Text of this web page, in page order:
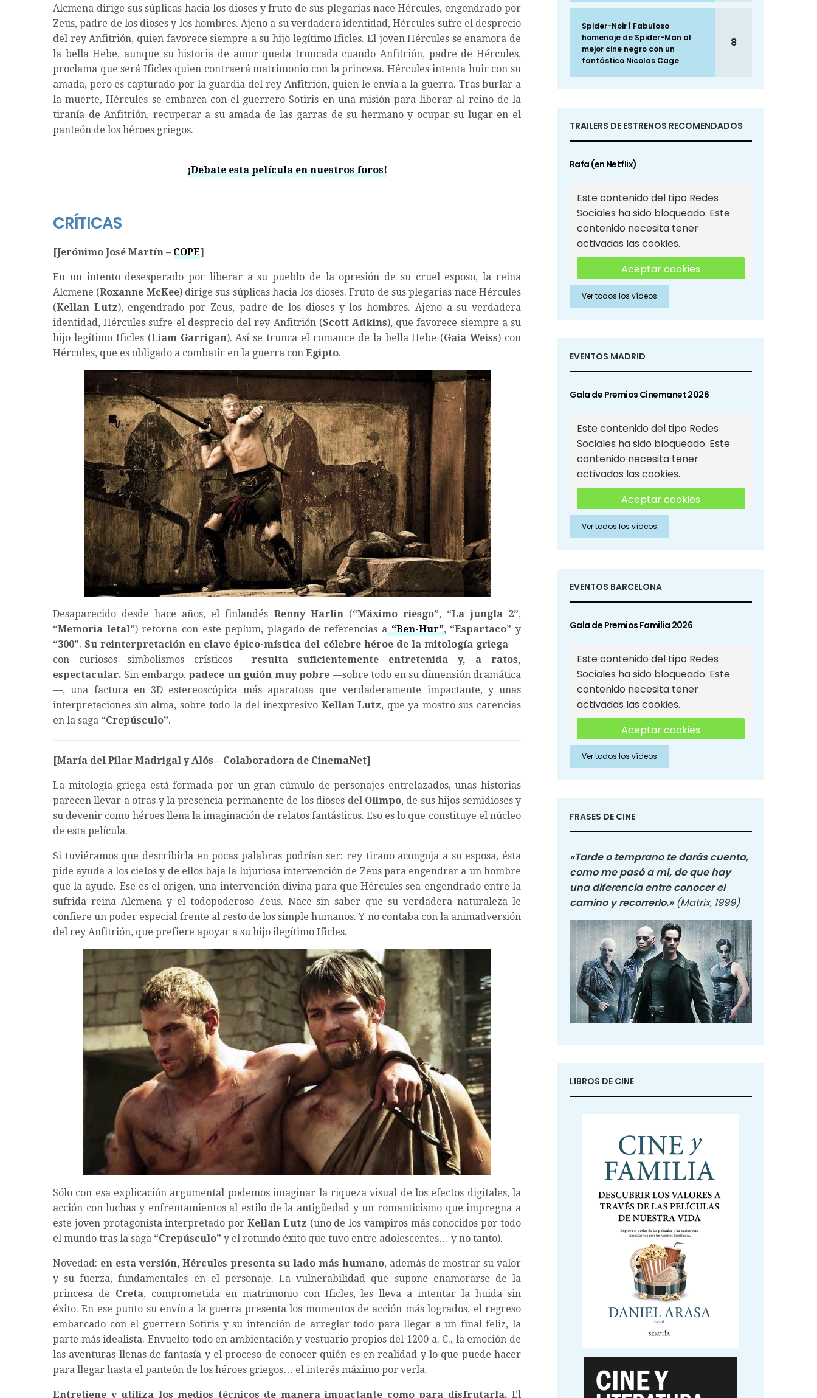
Alcmena dirige sus súplicas hacia los dioses y fruto de sus plegarias nace Hércules, engendrado por
Zeus, padre de los dioses y los hombres. Ajeno a su verdadera identidad, Hércules sufre el desprecio
del rey Anfitrión, quien favorece siempre a su hijo legítimo Ificles. El joven Hércules se enamora de
la bella Hebe, aunque su historia de amor queda truncada cuando Anfitrión, padre de Hércules,
proclama que será Ificles quien contraerá matrimonio con la princesa. Hércules intenta huir con su
amada, pero es capturado por la guardia del rey Anfitrión, quien le envía a la guerra. Tras burlar a
la muerte, Hércules se embarca con el guerrero Sotiris en una misión para liberar al reino de la
tiranía de Anfitrión, recuperar a su amada de las garras de su hermano y ocupar su lugar en el
panteón de los héroes griegos.
¡Debate esta película en nuestros foros!
CRÍTICAS
[Jerónimo José Martín – COPE]
En un intento desesperado por liberar a su pueblo de la opresión de su cruel esposo, la reina
Alcmene (Roxanne McKee) dirige sus súplicas hacia los dioses. Fruto de sus plegarias nace Hércules
(Kellan Lutz), engendrado por Zeus, padre de los dioses y los hombres. Ajeno a su verdadera
identidad, Hércules sufre el desprecio del rey Anfitrión (Scott Adkins), que favorece siempre a su
hijo legítimo Ificles (Liam Garrigan). Así se trunca el romance de la bella Hebe (Gaia Weiss) con
Hércules, que es obligado a combatir en la guerra con Egipto.
Desaparecido desde hace años, el finlandés Renny Harlin(“Máximo riesgo”, “La jungla 2”,
“Memoria letal”) retorna con este peplum, plagado de referencias a“Ben-Hur”, “Espartaco” y
“300”.Su reinterpretación en clave épico-mística del célebre héroe de la mitología griega—
con curiosos simbolismos crísticos— resulta suficientemente entretenida y, a ratos,
espectacular. Sin embargo,padece un guión muy pobre —sobre todo en su dimensión dramática
—, una factura en 3D estereoscópica más aparatosa que verdaderamente impactante, y unas
interpretaciones sin alma, sobre todo la del inexpresivo Kellan Lutz, que ya mostró sus carencias
en la saga “Crepúsculo”.
[María del Pilar Madrigal y Alós – Colaboradora de CinemaNet]
La mitología griega está formada por un gran cúmulo de personajes entrelazados, unas historias
parecen llevar a otras y la presencia permanente de los dioses del Olimpo, de sus hijos semidioses y
su devenir como héroes llena la imaginación de relatos fantásticos. Eso es lo que constituye el núcleo
de esta película.
Si tuviéramos que describirla en pocas palabras podrían ser: rey tirano acongoja a su esposa, ésta
pide ayuda a los cielos y de ellos baja la lujuriosa intervención de Zeus para engendrar a un hombre
que la ayude. Ese es el origen, una intervención divina para que Hércules sea engendrado entre la
sufrida reina Alcmena y el todopoderoso Zeus. Nace sin saber que su verdadera naturaleza le
confiere un poder especial frente al resto de los simple humanos. Y no contaba con la animadversión
del rey Anfitrión, que prefiere apoyar a su hijo ilegítimo Ificles.
Sólo con esa explicación argumental podemos imaginar la riqueza visual de los efectos digitales, la
acción con luchas y enfrentamientos al estilo de la antigüedad y un romanticismo que impregna a
este joven protagonista interpretado por Kellan Lutz (uno de los vampiros más conocidos por todo
el mundo tras la saga “Crepúsculo” y el rotundo éxito que tuvo entre adolescentes… y no tanto).
Novedad: en esta versión, Hércules presenta su lado más humano, además de mostrar su valor
y su fuerza, fundamentales en el personaje. La vulnerabilidad que supone enamorarse de la
princesa de Creta, comprometida en matrimonio con Ificles, les lleva a intentar la huida sin
éxito. En ese punto su envío a la guerra presenta los momentos de acción más logrados, el regreso
embarcado con el guerrero Sotiris y su intención de arreglar todo para llegar a un final feliz, la
parte más idealista. Envuelto todo en ambientación y vestuario propios del 1200 a. C., la emoción de
las aventuras llenas de fantasía y el proceso de conocer quién es en realidad y lo que puede hacer
para llegar hasta el panteón de los héroes griegos… el interés máximo por verla.
Entretiene y utiliza los medios técnicos de manera impactante como para disfrutarla. El
Spider-Noir | Fabuloso
homenaje de Spider-Man al
mejor cine negro con un
fantástico Nicolas Cage
8
TRAILERS DE ESTRENOS RECOMENDADOS
Rafa (en Netflix)
Este contenido del tipo Redes
Sociales ha sido bloqueado. Este
contenido necesita tener
activadas las cookies.
Aceptar cookies
Aceptar cookies de Redes
Sociales
Ver todos los vídeos
EVENTOS MADRID
Gala de Premios Cinemanet 2026
Este contenido del tipo Redes
Sociales ha sido bloqueado. Este
contenido necesita tener
activadas las cookies.
Aceptar cookies
Aceptar cookies de Redes
Sociales
Ver todos los vídeos
EVENTOS BARCELONA
Gala de Premios Familia 2026
Este contenido del tipo Redes
Sociales ha sido bloqueado. Este
contenido necesita tener
activadas las cookies.
Aceptar cookies
Aceptar cookies de Redes
Sociales
Ver todos los vídeos
FRASES DE CINE
«Tarde o temprano te darás cuenta,
como me pasó a mí, de que hay
una diferencia entre conocer el
camino y recorrerlo.» (Matrix, 1999)
LIBROS DE CINE